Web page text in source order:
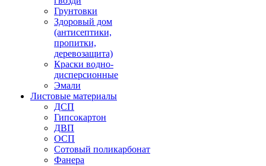
Грунтовки
Здоровый дом
(антисептики,
пропитки,
деревозащита)
Краски водно-
дисперсионные
Эмали
Листовые материалы
ДСП
Гипсокартон
ДВП
ОСП
Сотовый поликарбонат
Фанера